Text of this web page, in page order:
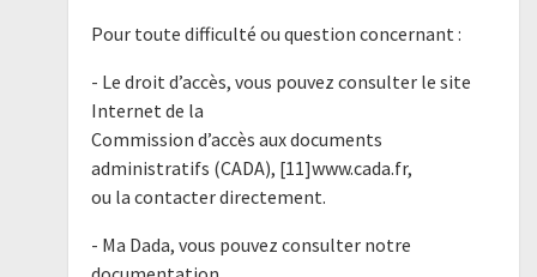
Pour toute difficulté ou question concernant :
- Le droit d’accès, vous pouvez consulter le site
Internet de la
Commission d’accès aux documents
administratifs (CADA), [11]www.cada.fr,
ou la contacter directement.
- Ma Dada, vous pouvez consulter notre